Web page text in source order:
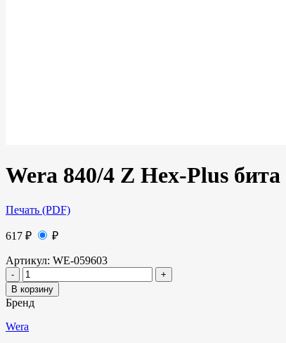
Wera 840/4 Z Hex-Plus
Печать (PDF)
617 ₽ ₽
Артикул: WE-059603
В корзину
Бренд
Wera